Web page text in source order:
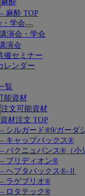
麻酔
– 麻酔 TOP
学会
Open
submenu
演会・学会
演会
催セミナー
レンダー
覧
能資材
注文可能資材
資材注文 TOP
– シルガード®9/ガーダ
– キャップバックス®
– バクニュバンス®（小
– ブリディオン®
– ヘプタバックス®-Ⅱ
– ラゲブリオ®
– ロタテック®